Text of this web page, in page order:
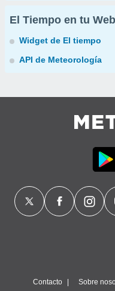
El Tiempo en tu Web
Widget de El tiempo
API de Meteorología
Contacto Sobre